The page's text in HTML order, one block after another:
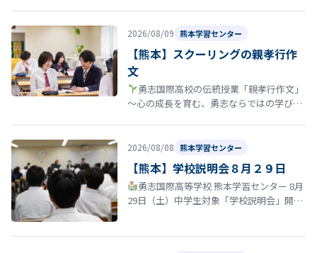
2026/08/09 熊本学習センター
【熊本】スクーリングの親孝行作
文
勇志国際高校の伝統授業「親孝行作文」
〜心の成長を育む、勇志ならではの学び〜
2026/08/08 熊本学習センター
【熊本】学校説明会８月２９日
勇志国際高等学校 熊本学習センター 8月
29日（土）中学生対象「学校説明会」開催